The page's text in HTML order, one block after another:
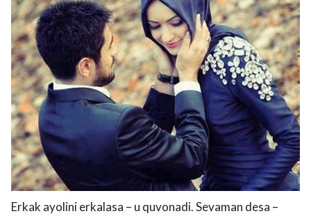
Erkak ayolini erkalasa – u quvonadi. Sevaman desa –